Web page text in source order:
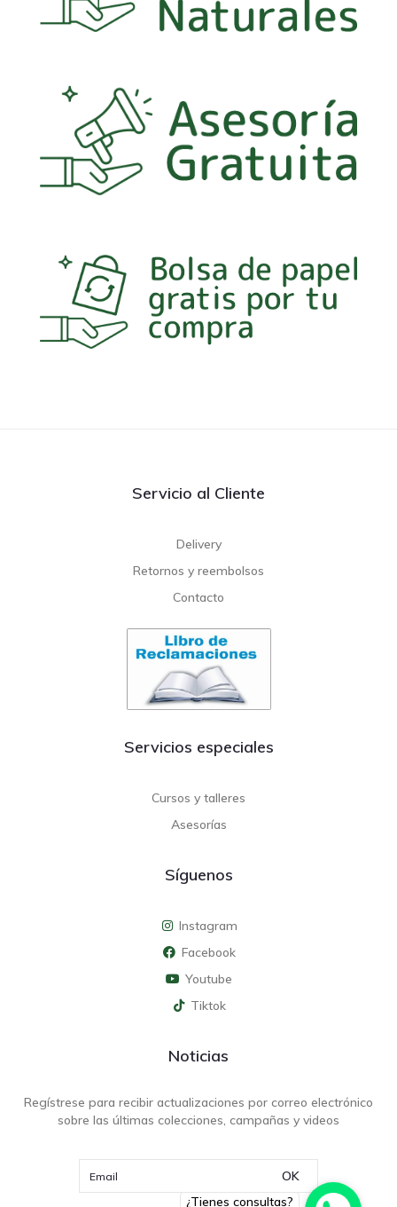
Servicio al Cliente
Delivery
Retornos y reembolsos
Contacto
¿Tienes consultas?
Servicios especiales
Cursos y talleres
Asesorías
Síguenos
Instagram
Facebook
Youtube
Tiktok
Noticias
Regístrese para recibir actualizaciones por correo electrónico
sobre las últimas colecciones, campañas y videos
OK